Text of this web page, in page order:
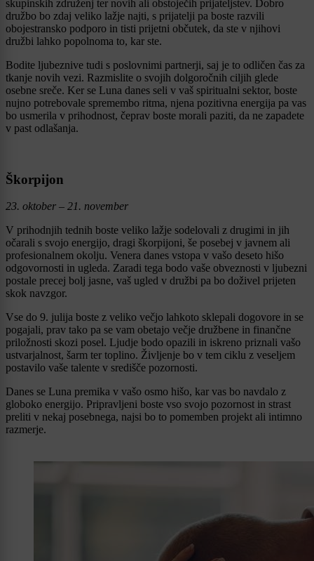
skupinskih združenj ter novih ali obstoječih prijateljstev. Dobro
družbo bo zdaj veliko lažje najti, s prijatelji pa boste razvili
obojestransko podporo in tisti prijetni občutek, da ste v njihovi
družbi lahko popolnoma to, kar ste.
Bodite ljubeznive tudi s poslovnimi partnerji, saj je to odličen čas za
tkanje novih vezi. Razmislite o svojih dolgoročnih ciljih glede
osebne sreče. Ker se Luna danes seli v vaš spiritualni sektor, boste
nujno potrebovale spremembo ritma, njena pozitivna energija pa vas
bo usmerila v prihodnost, čeprav boste morali paziti, da ne zapadete
v past odlašanja.
Škorpijon
23. oktober – 21. november
V prihodnjih tednih boste veliko lažje sodelovali z drugimi in jih
očarali s svojo energijo, dragi škorpijoni, še posebej v javnem ali
profesionalnem okolju. Venera danes vstopa v vašo deseto hišo
odgovornosti in ugleda. Zaradi tega bodo vaše obveznosti v ljubezni
postale precej bolj jasne, vaš ugled v družbi pa bo doživel prijeten
skok navzgor.
Vse do 9. julija boste z veliko večjo lahkoto sklepali dogovore in se
pogajali, prav tako pa se vam obetajo večje družbene in finančne
priložnosti skozi posel. Ljudje bodo opazili in iskreno priznali vašo
ustvarjalnost, šarm ter toplino. Življenje bo v tem ciklu z veseljem
postavilo vaše talente v središče pozornosti.
Danes se Luna premika v vašo osmo hišo, kar vas bo navdalo z
globoko energijo. Pripravljeni boste vso svojo pozornost in strast
preliti v nekaj posebnega, najsi bo to pomemben projekt ali intimno
razmerje.